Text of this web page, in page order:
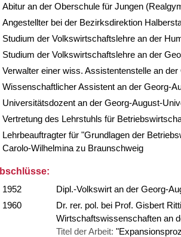
Abitur an der Oberschule für Jungen
Angestellter bei der Bezirksdirektion
Studium der Volkswirtschaftslehre an der
Studium der Volkswirtschaftslehre an der
Verwalter einer wiss. Assistentenstelle an
Wissenschaftlicher Assistent an der Georg-
Universitätsdozent an der Georg-August-
Vertretung des Lehrstuhls für
Lehrbeauftragter für "Grundlagen der
Carolo-Wilhelmina zu Braunschweig
1952
Dipl.-Volkswirt an der Georg-
1960
Dr. rer. pol. bei Prof. Gisbert
Wirtschaftswissenschaften an
Titel der Arbeit: